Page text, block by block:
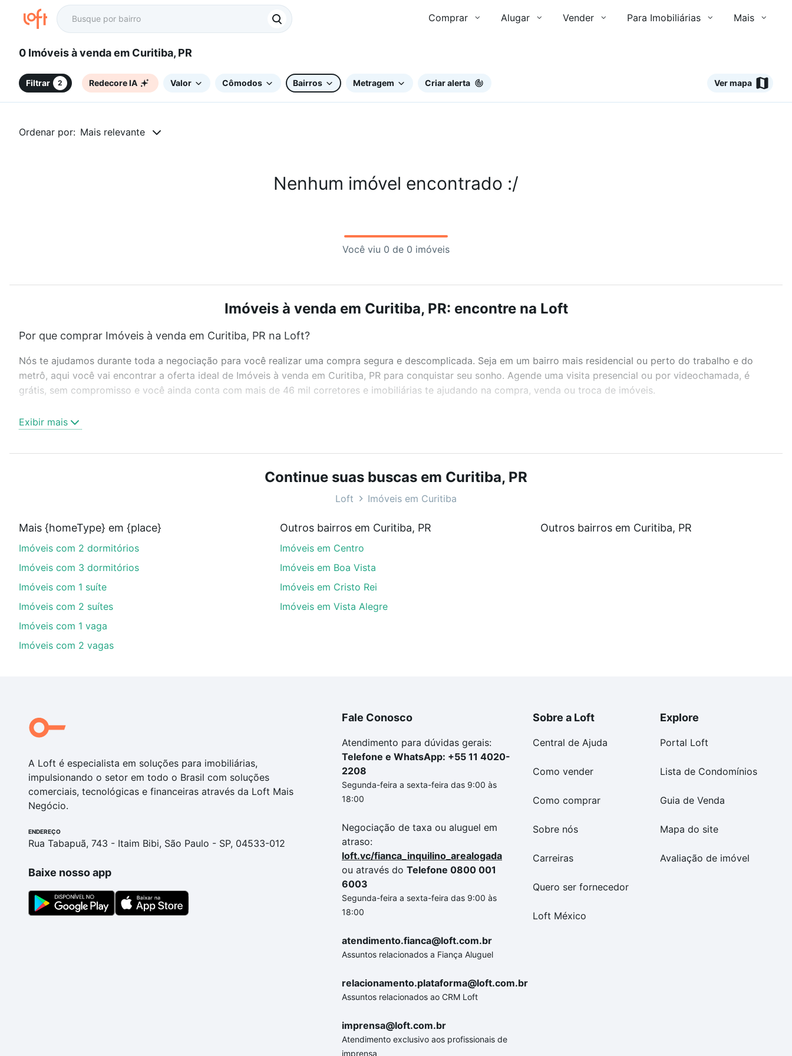
Comprar Alugar Vender Para Imobiliárias Mais
0 Imóveis à venda em Curitiba, PR
Filtrar 2 Redecore IA Valor Cômodos Bairros Metragem Criar alerta Ver mapa
Ordenar por: Mais relevante
Nenhum imóvel encontrado :/
Você viu 0 de 0 imóveis
Imóveis à venda em Curitiba, PR: encontre na Loft
Por que comprar Imóveis à venda em Curitiba, PR na Loft?
Nós te ajudamos durante toda a negociação para você realizar uma compra segura e descomplicada. Seja em um bairro mais residencial ou perto do trabalho e do
metrô, aqui você vai encontrar a oferta ideal de Imóveis à venda em Curitiba, PR para conquistar seu sonho. Agende uma visita presencial ou por videochamada, é
grátis, sem compromisso e você ainda conta com mais de 46 mil corretores e imobiliárias te ajudando na compra, venda ou troca de imóveis.
ou sem vaga de garagem para combinar perfeitamente com o preço, metragem e comodidades, como piscina, academia, salão de festas ou área verde e encontrar
Imóveis à venda em Curitiba, PR ideal para você na Loft.
parcelas podem se adequar ao seu orçamento. Se ainda tem alguma dúvida dos custos envolvidos no processo de compra, veja em nosso portal quanto custa comprar
um apartamento e conte com a gente para comprar o imóvel dos seus sonhos com segurança e conforto. Loft, com você até as chaves.
Exibir mais
Continue suas buscas em Curitiba, PR
Loft Imóveis em Curitiba
Mais {homeType} em {place}
Imóveis com 2 dormitórios
Imóveis com 3 dormitórios
Imóveis com 1 suíte
Imóveis com 2 suítes
Imóveis com 1 vaga
Imóveis com 2 vagas
Outros bairros em Curitiba, PR
Imóveis em Centro
Imóveis em Boa Vista
Imóveis em Cristo Rei
Imóveis em Vista Alegre
Outros bairros em Curitiba, PR
A Loft é especialista em soluções para imobiliárias,
impulsionando o setor em todo o Brasil com soluções
comerciais, tecnológicas e financeiras através da Loft Mais
Negócio.
ENDEREÇO
Rua Tabapuã, 743 - Itaim Bibi, São Paulo - SP, 04533-012
Baixe nosso app
Fale Conosco
Atendimento para dúvidas gerais:
Telefone e WhatsApp: +55 11 4020-
2208
Segunda-feira a sexta-feira das 9:00 às
18:00
Negociação de taxa ou aluguel em
atraso:
loft.vc/fianca_inquilino_arealogada
ou através do Telefone 0800 001
6003
Segunda-feira a sexta-feira das 9:00 às
18:00
atendimento.fianca@loft.com.br
Assuntos relacionados a Fiança Aluguel
relacionamento.plataforma@loft.com.br
Assuntos relacionados ao CRM Loft
imprensa@loft.com.br
Atendimento exclusivo aos profissionais de
imprensa
Sobre a Loft
Central de Ajuda
Como vender
Como comprar
Sobre nós
Carreiras
Quero ser fornecedor
Loft México
Explore
Portal Loft
Lista de Condomínios
Guia de Venda
Mapa do site
Avaliação de imóvel